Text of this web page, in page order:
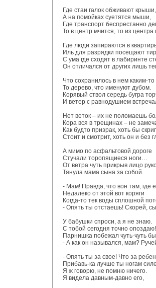
Где стаи галок обживают крыши,
А на помойках суетятся мыши,
Где транспорт беспрестанно
То в центр мчится, то из центра
Где люди запираются в
Иль для разрядки посещают
С ума где сходят в лабиринте
Он отличался от других лишь
Что сохранилось в нем каким-
То дерево, что именуют дубом.
Корявый ствол середь бугра
И ветер с равнодушием
Нет веток – их не поломаешь
Кора вся в трещинах – не
Как будто призрак, хоть бы
Стоит и смотрит, хоть он и без
А мимо по асфальтовой дороге
Стучали торопящиеся ноги…
От ветра чуть прикрыв лицо
Тянула мама сына за собой.
- Мам! Правда, что вон там, где
Недалеко от этой вот коряги
Когда-то тек воды сплошной
- Опять ты отстаешь! Скорей,
У бабушки спроси, а я не знаю.
С тобой сегодня точно опоздаю!
Парнишка побежал чуть-чуть
- А как он назывался, мам?
- Опять ты за свое! Что за
Прибавь-ка лучше ты ногам
Я ж говорю, не помню ничего.
Я видела давным-давно его,